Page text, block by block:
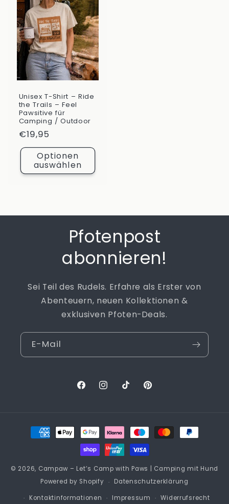
Unisex T-Shirt – Ride
the Trails – Feel
Pawsitive für
Camping / Outdoor
Normaler
Preis
€19,95
Optionen
auswählen
Pfotenpost
abonnieren!
Sei Teil des Rudels. Erfahre als Erster von
Abenteuern, neuen Kollektionen &
exklusiven Pfoten-Deals.
E-Mail
FacebookInstagramTikTokPinterest
Zahlungsmethoden
© 2026, Campaw – Let’s Camp with Paws | Camping mit Hund
Powered by Shopify
Datenschutzerklärung
Kontaktinformationen
Impressum Widerrufsrecht